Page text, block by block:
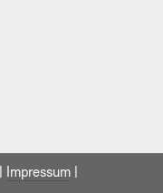
Impressum